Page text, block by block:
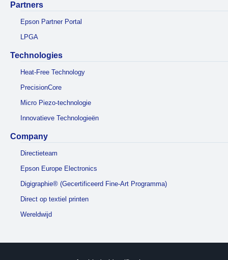
Partners
Epson Partner Portal
LPGA
Technologies
Heat-Free Technology
PrecisionCore
Micro Piezo-technologie
Innovatieve Technologieën
Company
Directieteam
Epson Europe Electronics
Digigraphie® (Gecertificeerd Fine-Art Programma)
Direct op textiel printen
Wereldwijd